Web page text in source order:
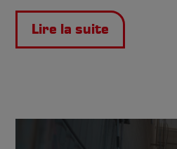
Lire la suite